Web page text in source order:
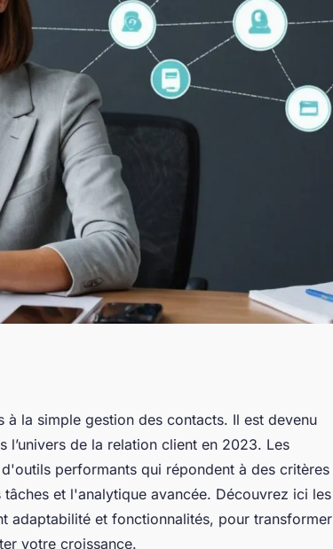
à la simple gestion des contacts. Il est devenu
de la relation client en 2023. Les
performants qui répondent à des critères
et l'analytique avancée. Découvrez ici les
adaptabilité et fonctionnalités, pour transformer
votre croissance.